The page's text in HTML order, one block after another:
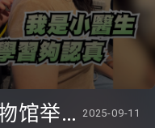
第844集 香港医学博物馆举办「我是小医生」工作坊，激发小朋友对医学的兴趣！ 2025-09-11